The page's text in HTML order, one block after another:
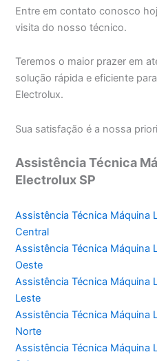
Entre em contato conosco
visita do nosso técnico.
Teremos o maior prazer em
solução rápida e eficiente
Electrolux.
Sua satisfação é a nossa
Assistência Técnica
Electrolux SP
Assistência Técnica Máquina
Central
Assistência Técnica Máquina
Oeste
Assistência Técnica Máquina
Leste
Assistência Técnica Máquina
Norte
Assistência Técnica Máquina